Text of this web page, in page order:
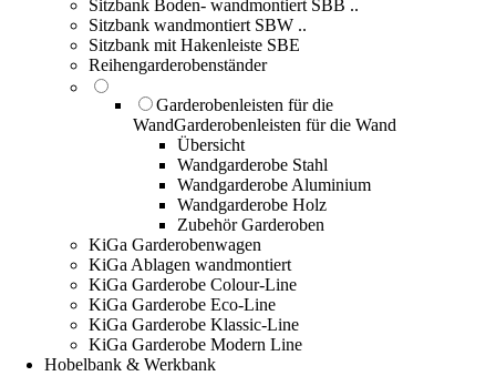
Sitzbank Boden- wandmontiert SBB ..
Sitzbank wandmontiert SBW ..
Sitzbank mit Hakenleiste SBE
Reihengarderobenständer
Garderobenleisten für die
WandGarderobenleisten für die Wand
Übersicht
Wandgarderobe Stahl
Wandgarderobe Aluminium
Wandgarderobe Holz
Zubehör Garderoben
KiGa Garderobenwagen
KiGa Ablagen wandmontiert
KiGa Garderobe Colour-Line
KiGa Garderobe Eco-Line
KiGa Garderobe Klassic-Line
KiGa Garderobe Modern Line
Hobelbank & Werkbank